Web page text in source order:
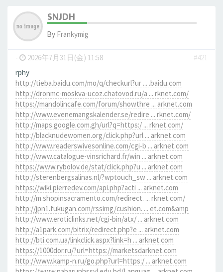
SNJDH
By Frankymig
- 2026年7月31日(金) 11:58
#421
rphy
http://tieba.baidu.com/mo/q/checkurl?ur ... .baidu.com
http://dronmc-moskva-ucoz.chatovod.ru/a ... rknet.com/
https://mandolincafe.com/forum/showthre ... arknet.com
http://www.evenemangskalender.se/redire ... rknet.com/
http://maps.google.com.gh/url?q=https:/ ... rknet.com/
http://blacknudewomen.org/click.php?url ... arknet.com
http://www.readerswivesonline.com/cgi-b ... arknet.com
http://www.catalogue-vinsrichard.fr/win ... arknet.com
https://www.rybolov.de/stat/click.php?u ... arknet.com
http://sterenbergsalinas.nl/?wptouch_sw ... arknet.com
https://wiki.pierredev.com/api.php?acti ... arknet.com
http://m.shopinsacramento.com/redirect. ... rknet.com/
http://jpn1.fukugan.com/rssimg/cushion. ... et.com&amp
http://www.eroticlinks.net/cgi-bin/atx/ ... arknet.com
http://a1park.com/bitrix/redirect.php?e ... arknet.com
http://bti.com.ua/linkclick.aspx?link=h ... arknet.com
https://1000dor.ru/?url=https://marketsdarknet.com
http://www.kamp-n.ru/go.php?url=https:/ ... arknet.com